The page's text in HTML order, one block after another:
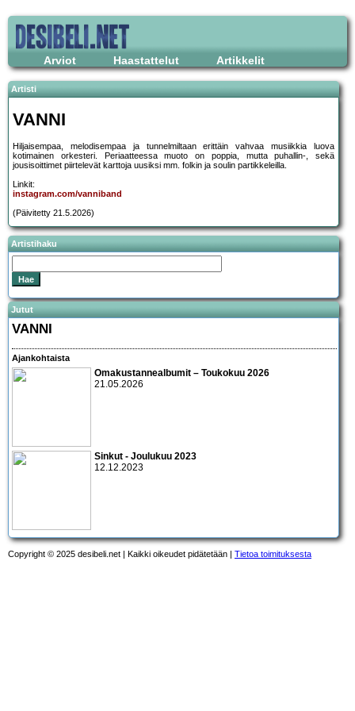
Arviot Haastattelut Artikkelit
Artisti
VANNI
Hiljaisempaa, melodisempaa ja tunnelmiltaan erittäin vahvaa musiikkia luova
kotimainen orkesteri. Periaatteessa muoto on poppia, mutta puhallin-, sekä
jousisoittimet piirtelevät karttoja uusiksi mm. folkin ja soulin partikkeleilla.
Linkit:
instagram.com/vanniband
(Päivitetty 21.5.2026)
Artistihaku
Jutut
VANNI
Ajankohtaista
Omakustannealbumit – Toukokuu 2026
21.05.2026
Sinkut - Joulukuu 2023
12.12.2023
Copyright © 2025 desibeli.net | Kaikki oikeudet pidätetään | Tietoa toimituksesta